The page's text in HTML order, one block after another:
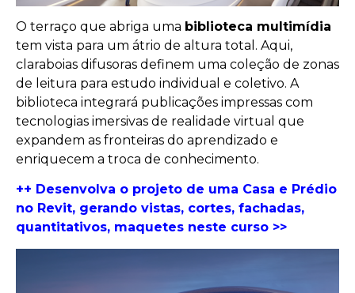
O terraço que abriga uma biblioteca multimídia
tem vista para um átrio de altura total. Aqui,
claraboias difusoras definem uma coleção de zonas
de leitura para estudo individual e coletivo. A
biblioteca integrará publicações impressas com
tecnologias imersivas de realidade virtual que
expandem as fronteiras do aprendizado e
enriquecem a troca de conhecimento.
++ Desenvolva o projeto de uma Casa e Prédio
no Revit, gerando vistas, cortes, fachadas,
quantitativos, maquetes neste curso >>